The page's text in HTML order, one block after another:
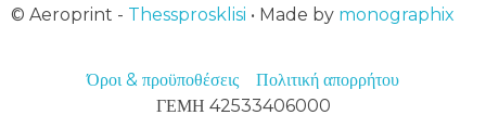
© Aeroprint - Thessprosklisi • Made by monographix
Όροι & προϋποθέσεις
Πολιτική απορρήτου
ΓΕΜΗ 42533406000